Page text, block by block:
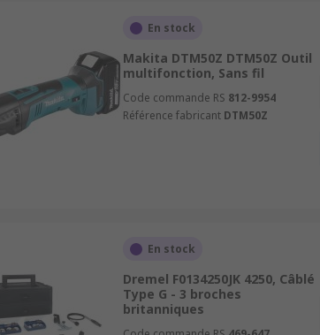
En stock
Makita DTM50Z DTM50Z Outil
multifonction, Sans fil
Code commande RS 812-9954
Référence fabricant DTM50Z
En stock
Dremel F0134250JK 4250, Câblé
Type G - 3 broches
britanniques